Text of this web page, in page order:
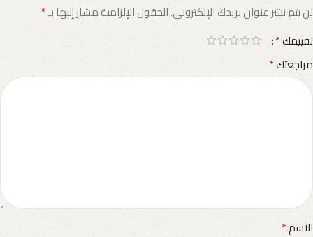
لن يتم نشر عنوان بريدك الإلكتروني.الحقول الإلزامية مشار إليها بـ*
تقييمك*
مراجعتك*
الاسم*